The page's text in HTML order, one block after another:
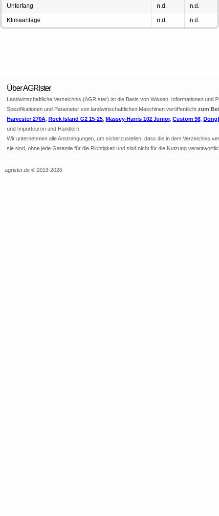
Unterfang n.d. n.d.
Klimaanlage n.d. n.d.
Über AGRIster
Landwirtschaftliche Verzeichnis (AGRIster) ist die Basis von Wissen, Informationen
Spezifikationen und Parameter von landwirtschaftlichen Maschinen veröffentlicht zum
Harvester 270A, Rock Island G2 15-25, Massey-Harris 102 Junior, Custom 98,
und Importeuren und Händlern.
Wir unternehmen alle Anstrengungen, um sicherzustellen, dass die in dem Verzeichnis
sie sind, ohne jede Garantie für die Richtigkeit und sind nicht für die Nutzung
agrister.de © 2013-2026